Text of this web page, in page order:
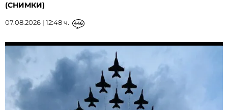
(СНИМКИ)
07.08.2026 | 12:48 ч. 446